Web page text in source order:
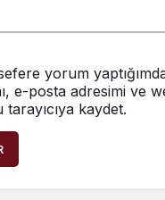
yorum
e-posta adresimi ve
kaydet.